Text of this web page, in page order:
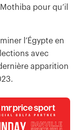
pour qu’il
l’Égypte en
avec
apparition